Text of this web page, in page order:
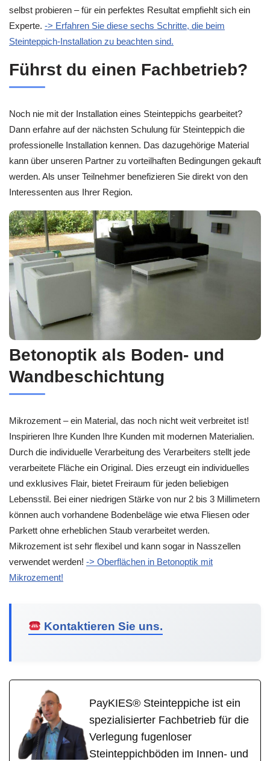
selbst probieren – für ein perfektes Resultat empfiehlt sich ein
Experte. -> Erfahren Sie diese sechs Schritte, die beim
Steinteppich-Installation zu beachten sind.
Führst du einen Fachbetrieb?
Noch nie mit der Installation eines Steinteppichs gearbeitet?
Dann erfahre auf der nächsten Schulung für Steinteppich die
professionelle Installation kennen. Das dazugehörige Material
kann über unseren Partner zu vorteilhaften Bedingungen gekauft
werden. Als unser Teilnehmer benefizieren Sie direkt von den
Interessenten aus Ihrer Region.
Betonoptik als Boden- und
Wandbeschichtung
Mikrozement – ein Material, das noch nicht weit verbreitet ist!
Inspirieren Ihre Kunden Ihre Kunden mit modernen Materialien.
Durch die individuelle Verarbeitung des Verarbeiters stellt jede
verarbeitete Fläche ein Original. Dies erzeugt ein individuelles
und exklusives Flair, bietet Freiraum für jeden beliebigen
Lebensstil. Bei einer niedrigen Stärke von nur 2 bis 3 Millimetern
können auch vorhandene Bodenbeläge wie etwa Fliesen oder
Parkett ohne erheblichen Staub verarbeitet werden.
Mikrozement ist sehr flexibel und kann sogar in Nasszellen
verwendet werden! -> Oberflächen in Betonoptik mit
Mikrozement!
Kontaktieren Sie uns.
PayKIES® Steinteppiche ist ein
spezialisierter Fachbetrieb für die
Verlegung fugenloser
Steinteppichböden im Innen- und